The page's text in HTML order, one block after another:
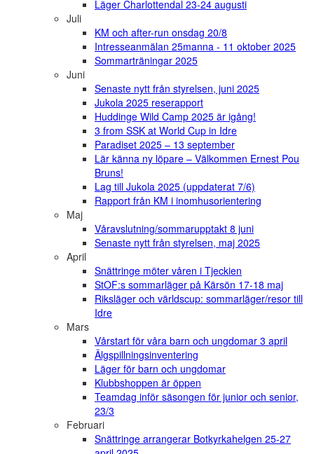
Läger Charlottendal 23-24 augusti
Juli
KM och after-run onsdag 20/8
Intresseanmälan 25manna - 11 oktober 2025
Sommarträningar 2025
Juni
Senaste nytt från styrelsen, juni 2025
Jukola 2025 reserapport
Huddinge Wild Camp 2025 är igång!
3 from SSK at World Cup in Idre
Paradiset 2025 – 13 september
Lär känna ny löpare – Välkommen Ernest Pou
Bruns!
Lag till Jukola 2025 (uppdaterat 7/6)
Rapport från KM i inomhusorientering
Maj
Våravslutning/sommarupptakt 8 juni
Senaste nytt från styrelsen, maj 2025
April
Snättringe möter våren i Tjeckien
StOF:s sommarläger på Kärsön 17-18 maj
Riksläger och världscup: sommarläger/resor till
Idre
Mars
Vårstart för våra barn och ungdomar 3 april
Älgspillningsinventering
Läger för barn och ungdomar
Klubbshoppen är öppen
Teamdag inför säsongen för junior och senior,
23/3
Februari
Snättringe arrangerar Botkyrkahelgen 25-27